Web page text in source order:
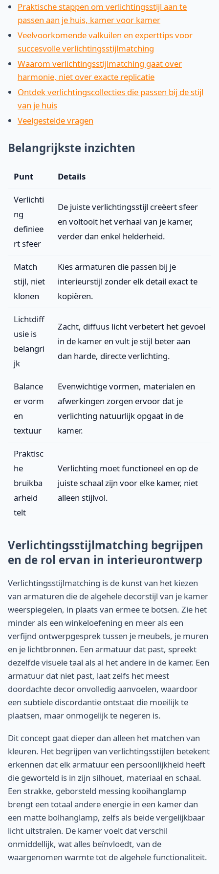
Praktische stappen om verlichtingsstijl aan te
passen aan je huis, kamer voor kamer
Veelvoorkomende valkuilen en experttips voor
succesvolle verlichtingsstijlmatching
Waarom verlichtingsstijlmatching gaat over
harmonie, niet over exacte replicatie
Ontdek verlichtingscollecties die passen bij de stijl
van je huis
Veelgestelde vragen
Belangrijkste inzichten
Punt Details
Verlichti
ng
definiee
rt sfeer
De juiste verlichtingsstijl creëert sfeer
en voltooit het verhaal van je kamer,
verder dan enkel helderheid.
Match
stijl, niet
klonen
Kies armaturen die passen bij je
interieurstijl zonder elk detail exact te
kopiëren.
Lichtdiff
usie is
belangri
jk
Zacht, diffuus licht verbetert het gevoel
in de kamer en vult je stijl beter aan
dan harde, directe verlichting.
Balance
er vorm
en
textuur
Evenwichtige vormen, materialen en
afwerkingen zorgen ervoor dat je
verlichting natuurlijk opgaat in de
kamer.
Praktisc
he
bruikba
arheid
telt
Verlichting moet functioneel en op de
juiste schaal zijn voor elke kamer, niet
alleen stijlvol.
Verlichtingsstijlmatching begrijpen
en de rol ervan in interieurontwerp
Verlichtingsstijlmatching is de kunst van het kiezen
van armaturen die de algehele decorstijl van je kamer
weerspiegelen, in plaats van ermee te botsen. Zie het
minder als een winkeloefening en meer als een
verfijnd ontwerpgesprek tussen je meubels, je muren
en je lichtbronnen. Een armatuur dat past, spreekt
dezelfde visuele taal als al het andere in de kamer. Een
armatuur dat niet past, laat zelfs het meest
doordachte decor onvolledig aanvoelen, waardoor
een subtiele discordantie ontstaat die moeilijk te
plaatsen, maar onmogelijk te negeren is.
Dit concept gaat dieper dan alleen het matchen van
kleuren. Het begrijpen van verlichtingsstijlen betekent
erkennen dat elk armatuur een persoonlijkheid heeft
die geworteld is in zijn silhouet, materiaal en schaal.
Een strakke, geborsteld messing kooihanglamp
brengt een totaal andere energie in een kamer dan
een matte bolhanglamp, zelfs als beide vergelijkbaar
licht uitstralen. De kamer voelt dat verschil
onmiddellijk, wat alles beïnvloedt, van de
waargenomen warmte tot de algehele functionaliteit.